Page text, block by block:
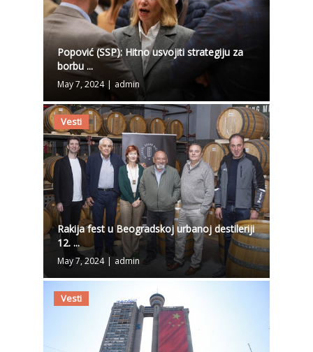
Popović (SSP): Hitno usvojiti strategiju za
borbu ...
May 7, 2024 | admin
Vesti
Rakija fest u Beogradskoj urbanoj destileriji
12. ...
May 7, 2024 | admin
Vesti